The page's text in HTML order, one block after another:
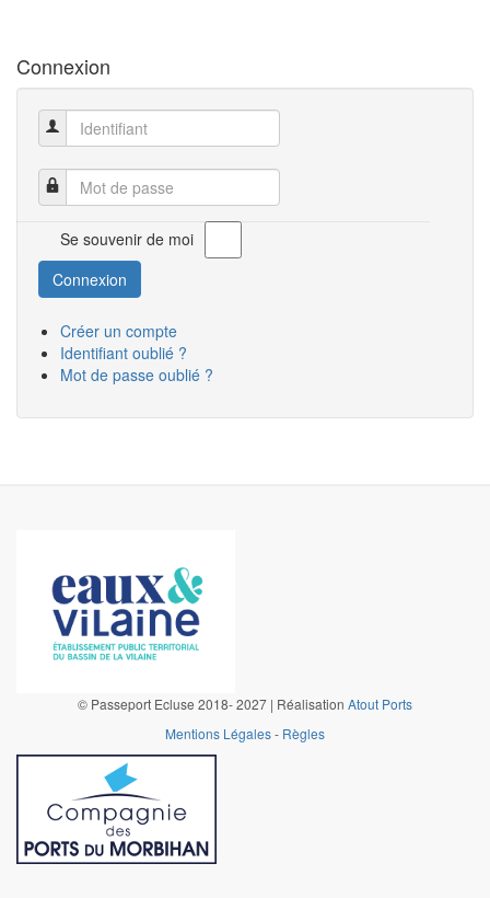
Connexion
Identifiant
Mot de passe
Se souvenir de moi
Connexion
Créer un compte
Identifiant oublié ?
Mot de passe oublié ?
© Passeport Ecluse 2018- 2027 | Réalisation Atout Ports
Mentions Légales- Règles